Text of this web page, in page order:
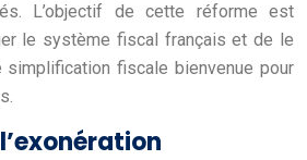
L’objectif de cette réforme est
le système fiscal français et de le
simplification fiscale bienvenue pour